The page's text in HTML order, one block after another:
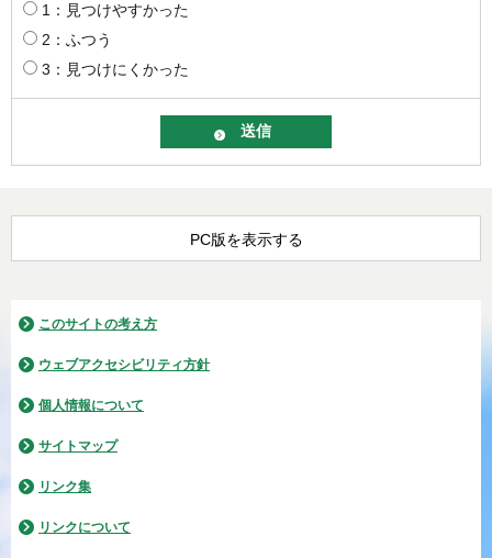
1：見つけやすかった
2：ふつう
3：見つけにくかった
PC版を表示する
このサイトの考え方
ウェブアクセシビリティ方針
個人情報について
サイトマップ
リンク集
リンクについて